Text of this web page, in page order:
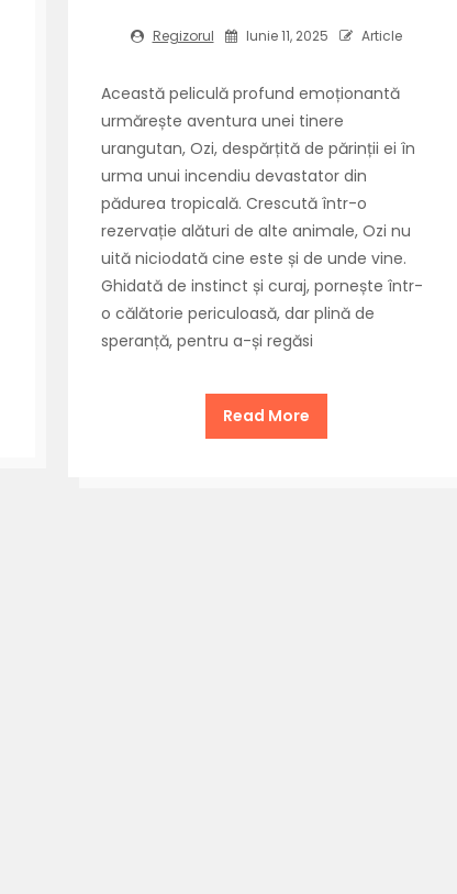
Regizorul Iunie 11, 2025 Article
Această peliculă profund emoționantă
urmărește aventura unei tinere
urangutan, Ozi, despărțită de părinții ei în
urma unui incendiu devastator din
pădurea tropicală. Crescută într-o
rezervație alături de alte animale, Ozi nu
uită niciodată cine este și de unde vine.
Ghidată de instinct și curaj, pornește într-
o călătorie periculoasă, dar plină de
speranță, pentru a-și regăsi
Read More